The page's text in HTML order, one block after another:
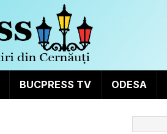
BUCPRESS TV ODESA